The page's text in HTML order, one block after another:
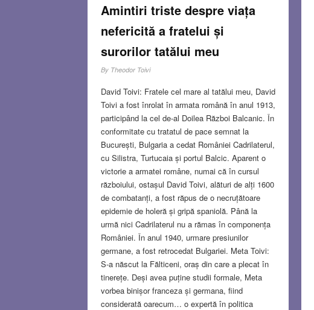
Amintiri triste despre viața
nefericită a fratelui și
surorilor tatălui meu
By Theodor Toivi
David Toivi: Fratele cel mare al tatălui meu, David
Toivi a fost înrolat în armata română în anul 1913,
participând la cel de-al Doilea Război Balcanic. În
conformitate cu tratatul de pace semnat la
București, Bulgaria a cedat României Cadrilaterul,
cu Silistra, Turtucaia și portul Balcic. Aparent o
victorie a armatei române, numai că în cursul
războiului, ostașul David Toivi, alături de alți 1600
de combatanți, a fost răpus de o necruțătoare
epidemie de holeră și gripă spaniolă. Până la
urmă nici Cadrilaterul nu a rămas în componența
României. În anul 1940, urmare presiunilor
germane, a fost retrocedat Bulgariei. Meta Toivi:
S-a născut la Fălticeni, oraș din care a plecat în
tinerețe. Deși avea puține studii formale, Meta
vorbea binișor franceza și germana, fiind
considerată oarecum… o expertă în politica